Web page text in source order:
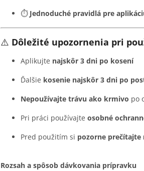
⏱️ Jednoduché pravidlá pre
⚠️ Dôležité upozornenia pri
Aplikujte najskôr 3 dni po kosení
Ďalšie kosenie najskôr 3 dni po
Nepoužívajte trávu ako krmivo po
Pri práci používajte osobné
Pred použitím si pozorne prečítajte
Rozsah a spôsob dávkovania prípravku